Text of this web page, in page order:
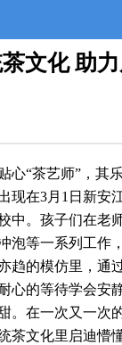
文化 助
心“茶艺师”，其
现在3月1日新安
中。孩子们在老
泡等一系列工作
趋的模仿里，通
心的等待学会安
。在一次又一次
茶文化里启迪懵